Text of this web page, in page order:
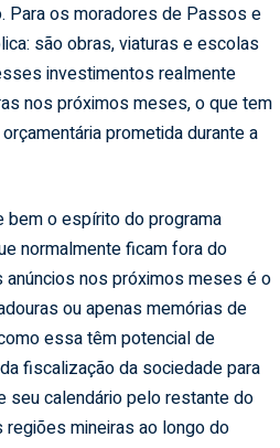
Para os moradores de Passos e
são obras, viaturas e escolas
investimentos realmente
nos próximos meses, o que tem
prometida durante a
bem o espírito do programa
normalmente ficam fora do
nos próximos meses é o
ou apenas memórias de
essa têm potencial de
fiscalização da sociedade para
seu calendário pelo restante do
mineiras ao longo do